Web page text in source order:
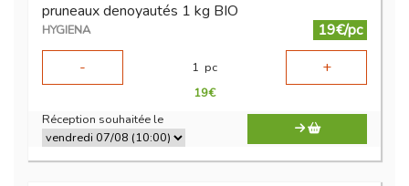
pruneaux denoyautés 1 kg BIO
HYGIENA
19€/pc
-
1 pc +
19€
Réception souhaitée le